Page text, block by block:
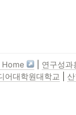
Home
연구성과
어대학원대학교